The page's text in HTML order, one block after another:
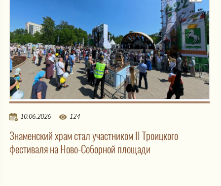
10.06.2026 124
Знаменский храм стал участником II Троицкого
фестиваля на Ново-Соборной площади